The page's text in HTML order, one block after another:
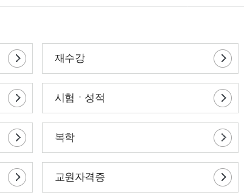
재수강
시험ㆍ성적
복학
교원자격증